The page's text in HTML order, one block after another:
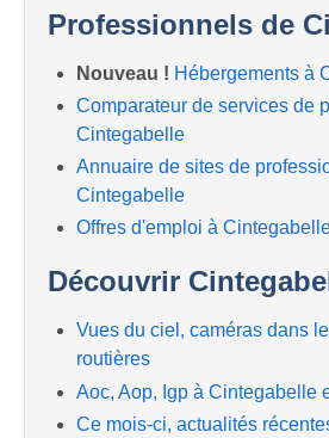
Professionnels de
Nouveau ! Hébergements à
Comparateur de services de
Cintegabelle
Annuaire de sites de
Cintegabelle
Offres d'emploi à
Découvrir
Vues du ciel, caméras dans
routières
Aoc, Aop, Igp à Cintegabelle
Ce mois-ci, actualités